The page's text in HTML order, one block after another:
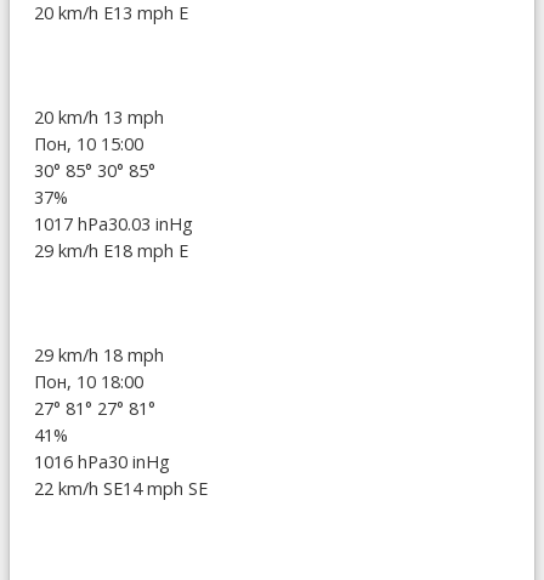
20 km/h E13 mph E
20 km/h 13 mph
Пон, 10 15:00
30° 85° 30° 85°
37%
1017 hPa30.03 inHg
29 km/h E18 mph E
29 km/h 18 mph
Пон, 10 18:00
27° 81° 27° 81°
41%
1016 hPa30 inHg
22 km/h SE14 mph SE